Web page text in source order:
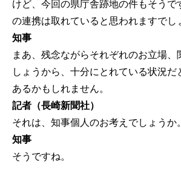
けど、今回の県庁舎跡地の件もそうで
の連携は取れていると思われますでし
知事
まあ、残念ながらそれぞれのお立場、
しょうから、十分にとれている状況だ
あるかもしれません。
記者（長崎新聞社）
それは、知事個人のお考えでしょうか。
知事
そうですね。